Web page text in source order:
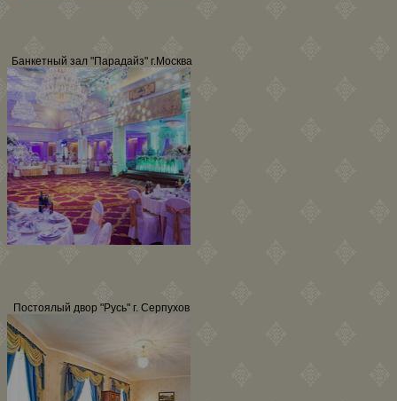
Банкетный зал "Парадайз" г.Москва
Постоялый двор "Русь" г. Серпухов